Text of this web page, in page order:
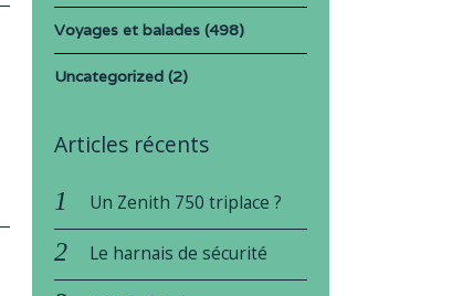
Voyages et balades(498)
Uncategorized(2)
Articles récents
Un Zenith 750 triplace ?
Le harnais de sécurité